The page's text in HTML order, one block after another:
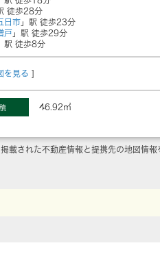
徒歩28分
日市 」駅 徒歩23分
戸 」駅 徒歩29分
駅 徒歩8分
を見る ]
46.92㎡
載された不動産情報と提携先の地図情報